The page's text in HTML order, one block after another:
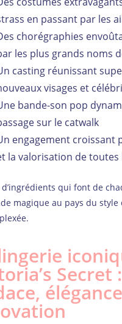
en passant par les
chorégraphies
les plus grands noms
casting réunissant
visages et
bande-son pop
sur le catwalk
engagement croissant
la valorisation de toutes
qui font de
magique au pays du
Secret :